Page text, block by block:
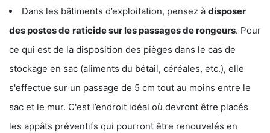
Dans les bâtiments d’exploitation, pensez à disposer
des postes de raticide sur les passages de rongeurs. Pour
ce qui est de la disposition des pièges dans le cas de
stockage en sac (aliments du bétail, céréales, etc.), elle
s'effectue sur un passage de 5 cm tout au moins entre le
sac et le mur. C'est l’endroit idéal où devront être placés
les appâts préventifs qui pourront être renouvelés en